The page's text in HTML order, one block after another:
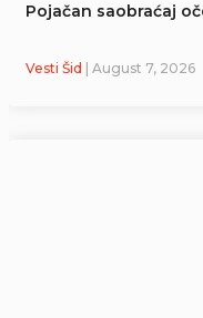
Pojačan saobraćaj
Vesti Šid | August 7, 2026